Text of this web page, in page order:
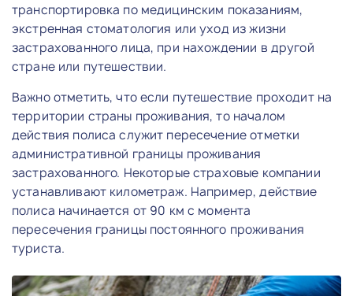
транспортировка по медицинским показаниям,
экстренная стоматология или уход из жизни
застрахованного лица, при нахождении в другой
стране или путешествии.
Важно отметить, что если путешествие проходит на
территории страны проживания, то началом
действия полиса служит пересечение отметки
административной границы проживания
застрахованного. Некоторые страховые компании
устанавливают километраж. Например, действие
полиса начинается от 90 км с момента
пересечения границы постоянного проживания
туриста.